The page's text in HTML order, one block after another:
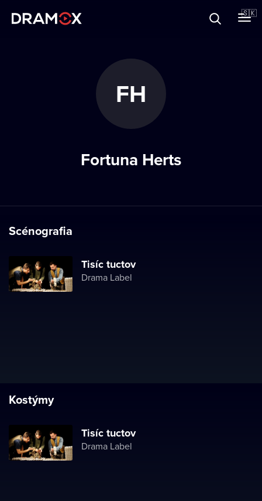
🇸🇰
FH
Fortuna Herts
Scénografia
Tisíc tuctov
Drama Label
Kostýmy
Tisíc tuctov
Drama Label